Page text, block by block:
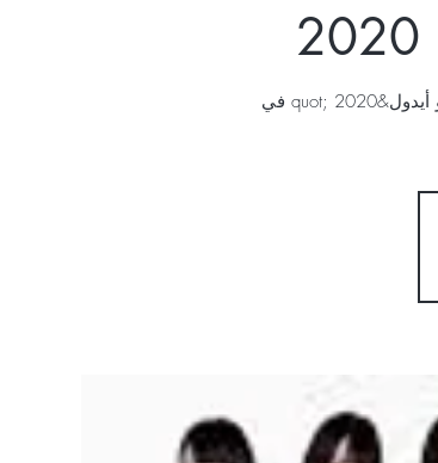
سيقام أكبر مهرجان للمعبودات في العالم &quot;مهرجان طوكيو أيدول&quot; 2020 في